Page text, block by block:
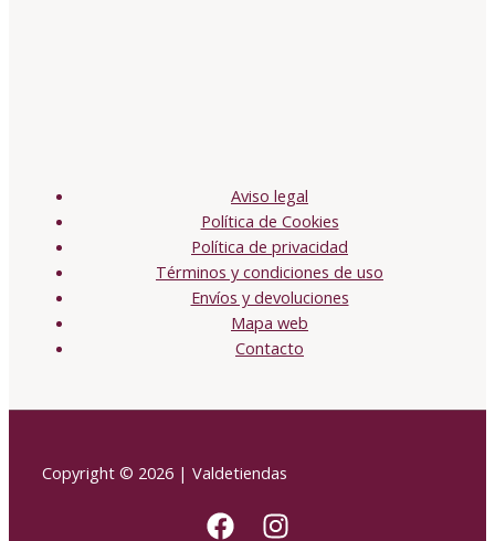
Aviso legal
Política de Cookies
Política de privacidad
Términos y condiciones de uso
Envíos y devoluciones
Mapa web
Contacto
Copyright © 2026 | Valdetiendas